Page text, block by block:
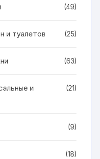
(49)
и туалетов (25)
(63)
и
(21)
(9)
(18)